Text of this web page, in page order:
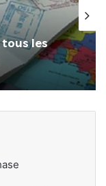
tous les